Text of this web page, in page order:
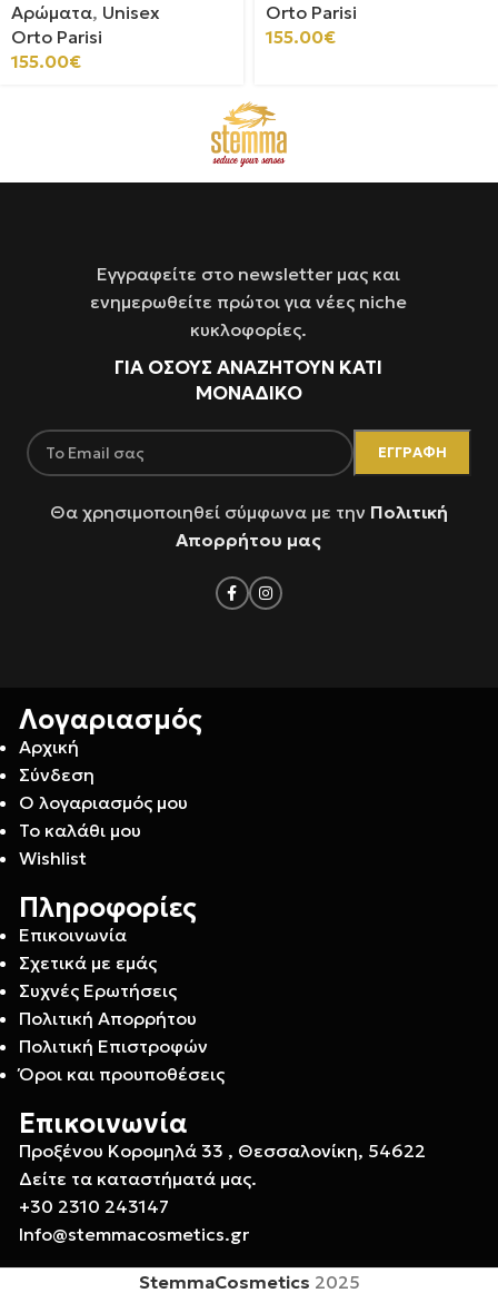
Αρώματα, Unisex
Orto Parisi
155.00€
Orto Parisi
155.00€
Εγγραφείτε στο newsletter μας και
ενημερωθείτε πρώτοι για νέες niche
κυκλοφορίες.
ΓΙΑ ΌΣΟΥΣ ΑΝΑΖΗΤΟΥΝ ΚΑΤΙ
ΜΟΝΑΔΙΚΟ
Θα χρησιμοποιηθεί σύμφωνα με την Πολιτική
Απορρήτου μας
Λογαριασμός
Αρχική
Σύνδεση
Ο λογαριασμός μου
Το καλάθι μου
Wishlist
Πληροφορίες
Επικοινωνία
Σχετικά με εμάς
Συχνές Ερωτήσεις
Πολιτική Απορρήτου
Πολιτική Επιστροφών
Όροι και προυποθέσεις
Επικοινωνία
Προξένου Κορομηλά 33 , Θεσσαλονίκη, 54622
Δείτε τα καταστήματά μας.
+30 2310 243147
Info@stemmacosmetics.gr
StemmaCosmetics 2025